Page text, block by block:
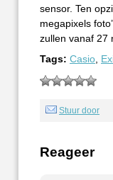
sensor. Ten
megapixels
zullen vanaf 27
Tags: Casio
Stuur door
Reageer